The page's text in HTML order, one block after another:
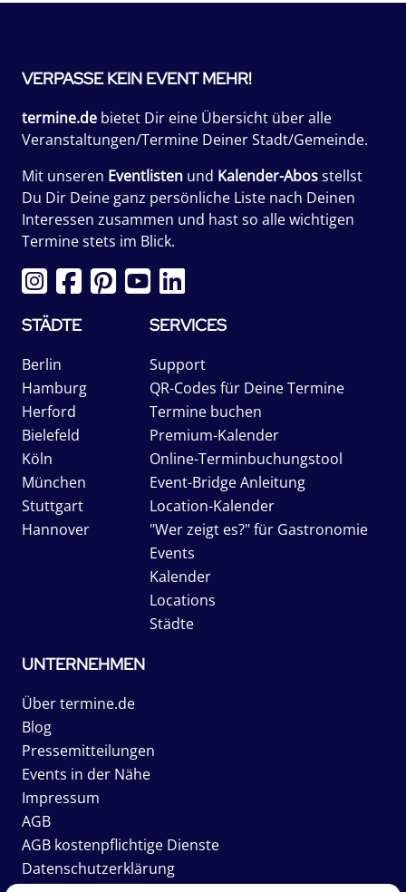
VERPASSE KEIN EVENT MEHR!
termine.de bietet Dir eine Übersicht über alle
Veranstaltungen/Termine Deiner Stadt/Gemeinde.
Mit unseren Eventlisten und Kalender-Abosstellst
Du Dir Deine ganz persönliche Liste nach Deinen
Interessen zusammen und hast so alle wichtigen
Termine stets im Blick.
STÄDTE
Berlin
Hamburg
Herford
Bielefeld
Köln
München
Stuttgart
Hannover
SERVICES
Support
QR-Codes für Deine Termine
Termine buchen
Premium-Kalender
Online-Terminbuchungstool
Event-Bridge Anleitung
Location-Kalender
"Wer zeigt es?" für Gastronomie
Events
Kalender
Locations
Städte
UNTERNEHMEN
Über termine.de
Blog
Pressemitteilungen
Events in der Nähe
Impressum
AGB
AGB kostenpflichtige Dienste
Datenschutzerklärung